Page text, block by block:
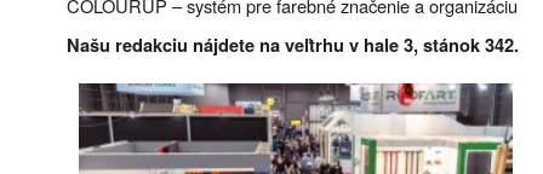
COLOURUP – systém pre farebné značenie a organizáciu
Našu redakciu nájdete na veľtrhu v hale 3, stánok 342.